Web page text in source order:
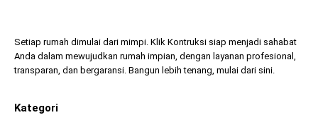
Setiap rumah dimulai dari mimpi. Klik Kontruksi siap menjadi sahabat
Anda dalam mewujudkan rumah impian, dengan layanan profesional,
transparan, dan bergaransi. Bangun lebih tenang, mulai dari sini.
Kategori